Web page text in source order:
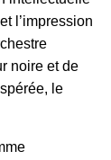
l’impression
noire et de
le